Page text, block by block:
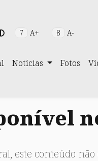
7 A+ 8 A-
Notícias Fotos
este conteúdo